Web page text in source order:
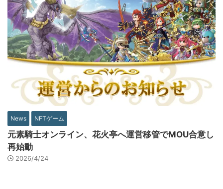
News NFTゲーム
元素騎士オンライン、花火亭へ運営移管でMOU合意し
再始動
2026/4/24